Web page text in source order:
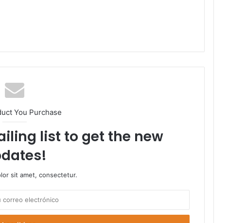
You Purchase
list to get the new
sit amet, consectetur.